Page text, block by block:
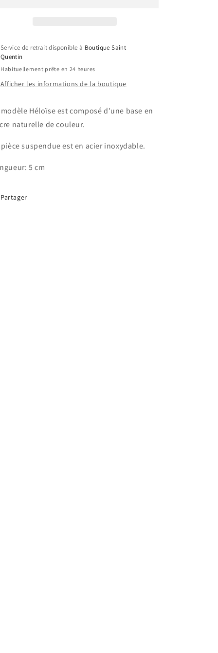
Service de retrait disponible à Boutique Saint
Quentin
Habituellement prête en 24 heures
Afficher les informations de la boutique
modèle Héloïse est composé d'une base en
naturelle de couleur.
pièce suspendue est en acier inoxydable.
5 cm
Partager